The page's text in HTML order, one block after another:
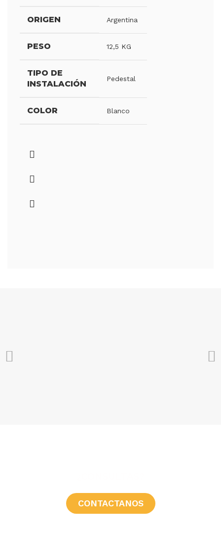
ORIGEN Argentina
PESO 12,5 KG
TIPO DE
INSTALACIÓN
Pedestal
COLOR Blanco
CONTACTANOS